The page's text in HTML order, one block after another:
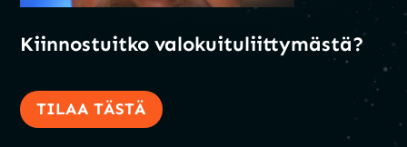
Kiinnostuitko valokuituliittymästä?
TILAA TÄSTÄ